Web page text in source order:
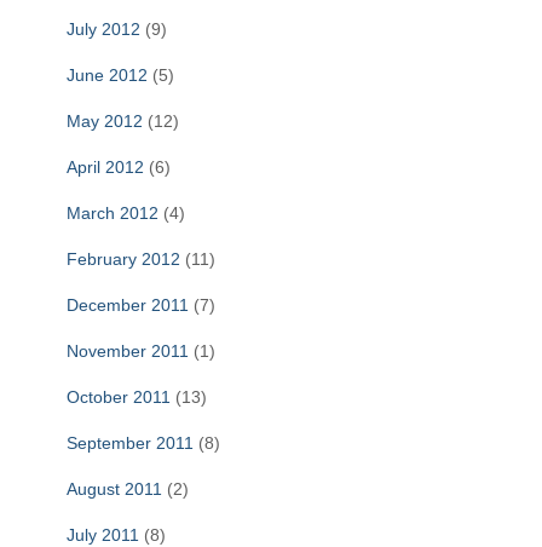
July 2012 (9)
June 2012 (5)
May 2012 (12)
April 2012 (6)
March 2012 (4)
February 2012 (11)
December 2011 (7)
November 2011 (1)
October 2011 (13)
September 2011 (8)
August 2011 (2)
July 2011 (8)